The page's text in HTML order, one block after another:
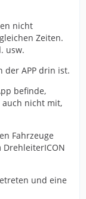
nicht
Zeiten.
usw.
der APP drin ist.
befinde,
auch nicht mit,
Fahrzeuge
und eine